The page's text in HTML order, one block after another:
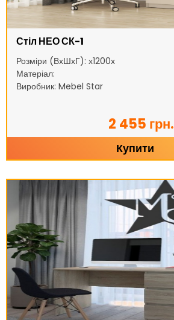
Стіл НЕО СК-1
Розміри (ВхШхГ): х1200х
Матеріал:
Виробник: Mebel Star
2 455 грн.
Купити